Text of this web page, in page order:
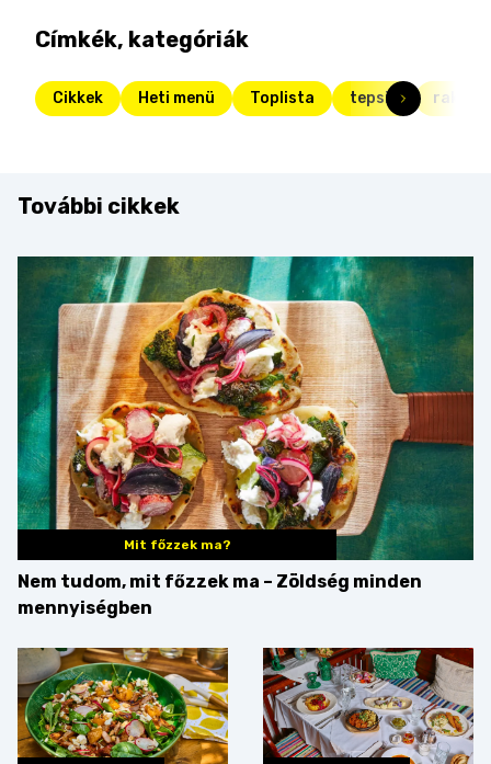
Címkék, kategóriák
Cikkek Heti menü Toplista tepsis rakott
További cikkek
Mit főzzek ma?
Nem tudom, mit főzzek ma – Zöldség minden
mennyiségben